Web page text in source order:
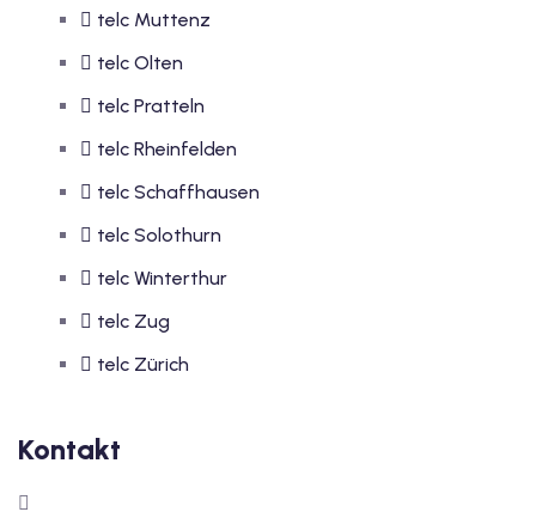
telc Muttenz
telc Olten
telc Pratteln
telc Rheinfelden
telc Schaffhausen
telc Solothurn
telc Winterthur
telc Zug
telc Zürich
Kontakt